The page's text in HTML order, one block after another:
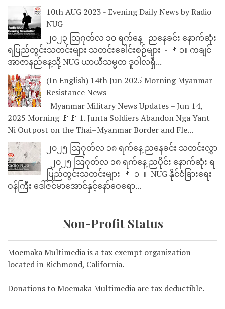
10th AUG 2023 - Evening Daily News by Radio
NUG
၂၀၂၃ သြဂုတ်လ ၁၀ ရက်နေ့ ညနေခင်း နောက်ဆုံး
ရပြည်တွင်းသတင်းများ သတင်းခေါင်းစဉ်များ - 📌 ၁။ ကချင်
အာဇာနည်နေ့သို့ NUG ယာယီသမ္မတ ဒူဝါလရှီ...
(In English) 14th Jun 2025 Morning Myanmar
Resistance News
Myanmar Military News Updates – Jun 14,
2025 Morning 🚩🚩 1. Junta Soldiers Abandon Nga Yant
Ni Outpost on the Thai–Myanmar Border and Fle...
၂၀၂၅ သြဂုတ်လ ၁၈ ရက်နေ့ ညနေခင်း သတင်းလွှာ
၂၀၂၅ သြဂုတ်လ ၁၈ ရက်နေ့ ညပိုင်း နောက်ဆုံး ရ
ပြည်တွင်းသတင်းများ 📌 ⁨⁨⁨⁨ ၁ ⁨ ။ ⁨ NUG နိုင်ငံခြားရေး
ဝန်ကြီး ဒေါ်ဇင်မာအောင်နှင့်နော်ဝေရော...
Non-Profit Status
Moemaka Multimedia is a tax exempt organization
located in Richmond, California.
Donations to Moemaka Multimedia are tax deductible.